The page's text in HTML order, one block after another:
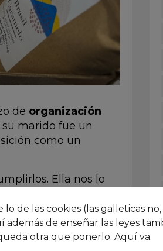
de organización
marido fue un
como un
Ella nos lo
cuando se iba
sin duda una
lo de las cookies (las galleticas no,
además de enseñar las leyes
otra que ponerlo. Aquí va.